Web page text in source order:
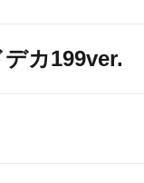
カ199ver.